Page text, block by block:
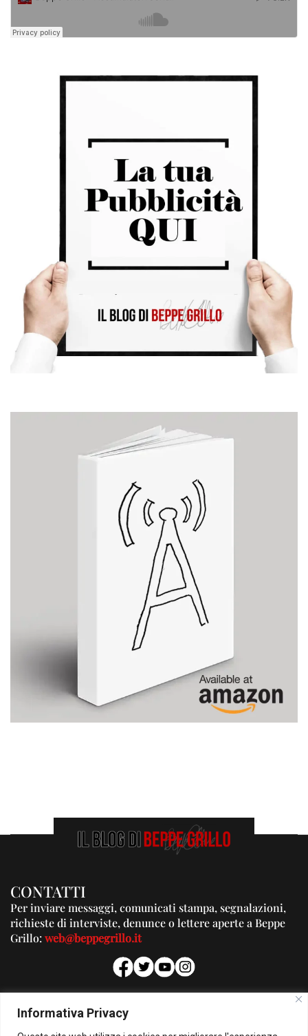
Informativa Privacy
CONTATTI
Per inviare messaggi, comunicati stampa, segnalazioni,
richieste di interviste, denunce o lettere aperte a Beppe
Grillo:web@beppegrillo.it
PUBBLICITA'
Per la tua pubblicità su questo Blog: